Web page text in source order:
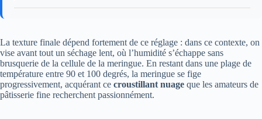
La texture finale dépend fortement de ce réglage : dans ce contexte, on
vise avant tout un séchage lent, où l’humidité s’échappe sans
brusquerie de la cellule de la meringue. En restant dans une plage de
température entre 90 et 100 degrés, la meringue se fige
progressivement, acquérant ce croustillant nuage que les amateurs de
pâtisserie fine recherchent passionnément.